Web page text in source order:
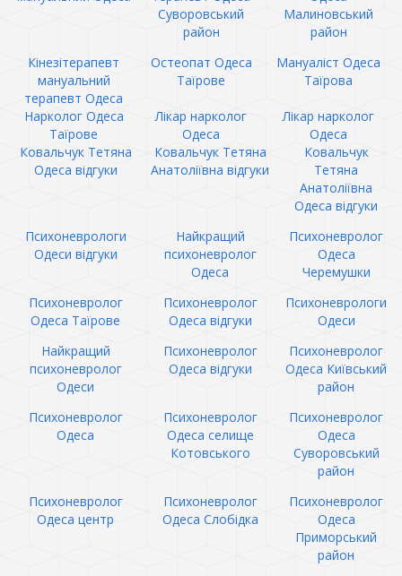
Суворовський
район
Малиновський
район
Кінезітерапевт
мануальний
терапевт Одеса
Остеопат Одеса
Таїрове
Мануаліст Одеса
Таїрова
Нарколог Одеса
Таїрове
Лікар нарколог
Одеса
Лікар нарколог
Одеса
Ковальчук Тетяна
Одеса відгуки
Ковальчук Тетяна
Анатоліївна відгуки
Ковальчук
Тетяна
Анатоліївна
Одеса відгуки
Психоневрологи
Одеси відгуки
Найкращий
психоневролог
Одеса
Психоневролог
Одеса
Черемушки
Психоневролог
Одеса Таїрове
Психоневролог
Одеса відгуки
Психоневрологи
Одеси
Найкращий
психоневролог
Одеси
Психоневролог
Одеса відгуки
Психоневролог
Одеса Київський
район
Психоневролог
Одеса
Психоневролог
Одеса селище
Котовського
Психоневролог
Одеса
Суворовський
район
Психоневролог
Одеса центр
Психоневролог
Одеса Слобідка
Психоневролог
Одеса
Приморський
район